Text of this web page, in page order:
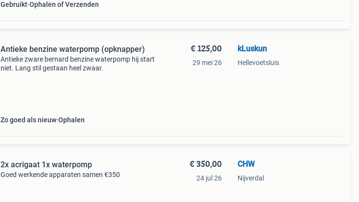
Gebruikt Ophalen of Verzenden
Antieke benzine waterpomp (opknapper)
Antieke zware bernard benzine waterpomp hij start
niet. Lang stil gestaan heel zwaar.
Zo goed als nieuw Ophalen
€ 125,00
29 mei 26
kLuskun
Hellevoetsluis
2x acrigaat 1x waterpomp
Goed werkende apparaten samen €350
€ 350,00
24 jul 26
CHW
Nijverdal